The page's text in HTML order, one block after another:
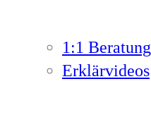
1:1 Beratung
Erklärvideos